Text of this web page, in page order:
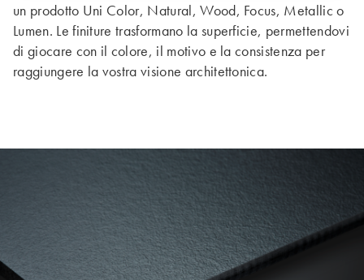
un prodotto Uni Color, Natural, Wood, Focus, Metallic o
Lumen. Le finiture trasformano la superficie, permettendovi
di giocare con il colore, il motivo e la consistenza per
raggiungere la vostra visione architettonica.